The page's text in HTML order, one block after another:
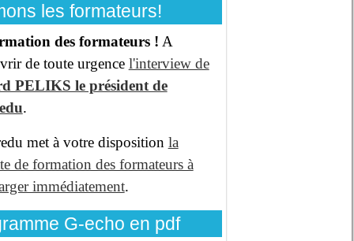
les formateurs!
des formateurs ! A
de toute urgence l'interview de
PELIKS le président de
.
met à votre disposition la
de formation des formateurs à
immédiatement.
G-echo en pdf